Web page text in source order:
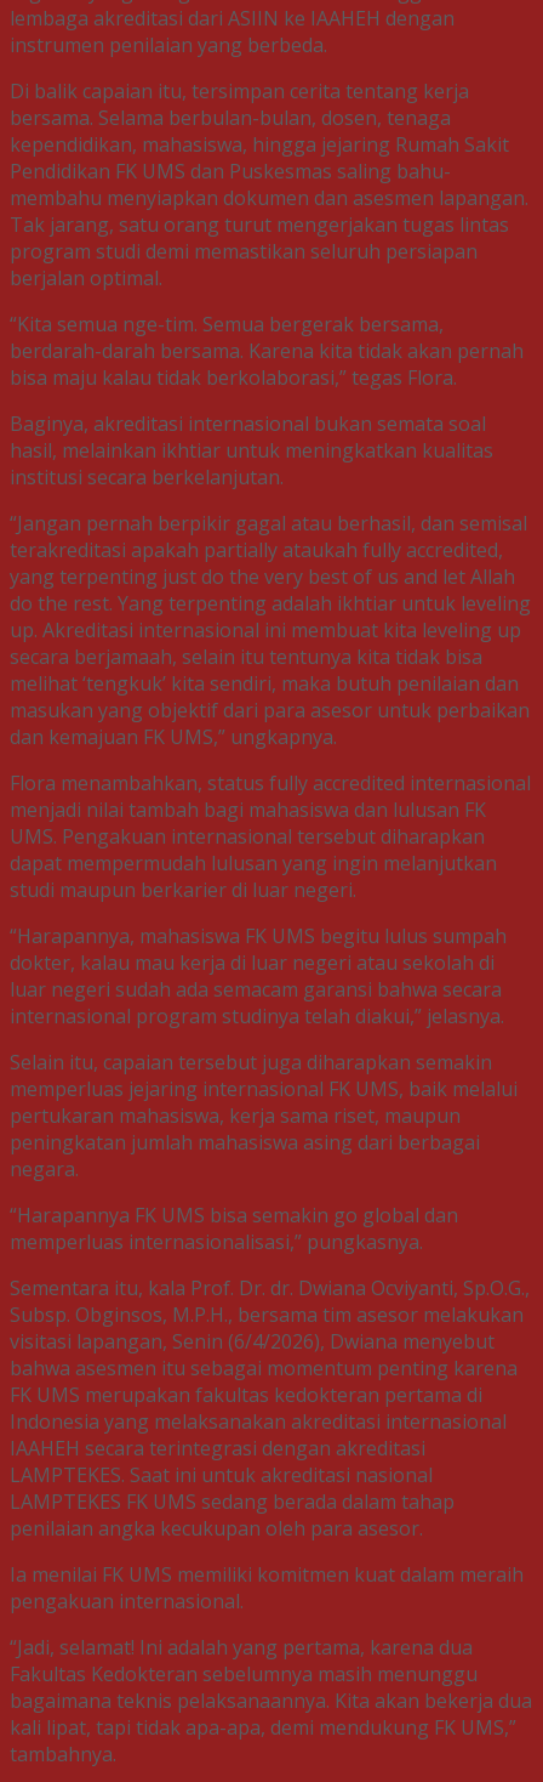
lembaga akreditasi dari ASIIN ke IAAHEH dengan
instrumen penilaian yang berbeda.
Di balik capaian itu, tersimpan cerita tentang kerja
bersama. Selama berbulan-bulan, dosen, tenaga
kependidikan, mahasiswa, hingga jejaring Rumah Sakit
Pendidikan FK UMS dan Puskesmas saling bahu-
membahu menyiapkan dokumen dan asesmen lapangan.
Tak jarang, satu orang turut mengerjakan tugas lintas
program studi demi memastikan seluruh persiapan
berjalan optimal.
“Kita semua nge-tim. Semua bergerak bersama,
berdarah-darah bersama. Karena kita tidak akan pernah
bisa maju kalau tidak berkolaborasi,” tegas Flora.
Baginya, akreditasi internasional bukan semata soal
hasil, melainkan ikhtiar untuk meningkatkan kualitas
institusi secara berkelanjutan.
“Jangan pernah berpikir gagal atau berhasil, dan semisal
terakreditasi apakah partially ataukah fully accredited,
yang terpenting just do the very best of us and let Allah
do the rest. Yang terpenting adalah ikhtiar untuk leveling
up. Akreditasi internasional ini membuat kita leveling up
secara berjamaah, selain itu tentunya kita tidak bisa
melihat ‘tengkuk’ kita sendiri, maka butuh penilaian dan
masukan yang objektif dari para asesor untuk perbaikan
dan kemajuan FK UMS,” ungkapnya.
Flora menambahkan, status fully accredited internasional
menjadi nilai tambah bagi mahasiswa dan lulusan FK
UMS. Pengakuan internasional tersebut diharapkan
dapat mempermudah lulusan yang ingin melanjutkan
studi maupun berkarier di luar negeri.
“Harapannya, mahasiswa FK UMS begitu lulus sumpah
dokter, kalau mau kerja di luar negeri atau sekolah di
luar negeri sudah ada semacam garansi bahwa secara
internasional program studinya telah diakui,” jelasnya.
Selain itu, capaian tersebut juga diharapkan semakin
memperluas jejaring internasional FK UMS, baik melalui
pertukaran mahasiswa, kerja sama riset, maupun
peningkatan jumlah mahasiswa asing dari berbagai
negara.
“Harapannya FK UMS bisa semakin go global dan
memperluas internasionalisasi,” pungkasnya.
Sementara itu, kala Prof. Dr. dr. Dwiana Ocviyanti, Sp.O.G.,
Subsp. Obginsos, M.P.H., bersama tim asesor melakukan
visitasi lapangan, Senin (6/4/2026), Dwiana menyebut
bahwa asesmen itu sebagai momentum penting karena
FK UMS merupakan fakultas kedokteran pertama di
Indonesia yang melaksanakan akreditasi internasional
IAAHEH secara terintegrasi dengan akreditasi
LAMPTEKES. Saat ini untuk akreditasi nasional
LAMPTEKES FK UMS sedang berada dalam tahap
penilaian angka kecukupan oleh para asesor.
Ia menilai FK UMS memiliki komitmen kuat dalam meraih
pengakuan internasional.
“Jadi, selamat! Ini adalah yang pertama, karena dua
Fakultas Kedokteran sebelumnya masih menunggu
bagaimana teknis pelaksanaannya. Kita akan bekerja dua
kali lipat, tapi tidak apa-apa, demi mendukung FK UMS,”
tambahnya.